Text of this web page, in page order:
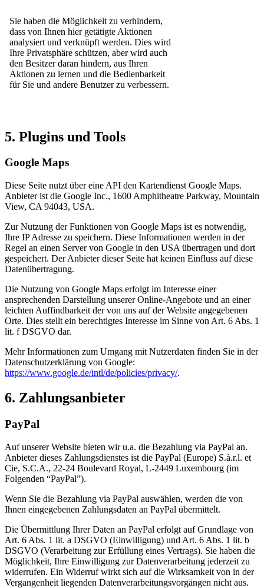
5. Plugins und Tools
Google Maps
Diese Seite nutzt über eine API den Kartendienst Google Maps.
Anbieter ist die Google Inc., 1600 Amphitheatre Parkway, Mountain
View, CA 94043, USA.
Zur Nutzung der Funktionen von Google Maps ist es notwendig,
Ihre IP Adresse zu speichern. Diese Informationen werden in der
Regel an einen Server von Google in den USA übertragen und dort
gespeichert. Der Anbieter dieser Seite hat keinen Einfluss auf diese
Datenübertragung.
Die Nutzung von Google Maps erfolgt im Interesse einer
ansprechenden Darstellung unserer Online-Angebote und an einer
leichten Auffindbarkeit der von uns auf der Website angegebenen
Orte. Dies stellt ein berechtigtes Interesse im Sinne von Art. 6 Abs. 1
lit. f DSGVO dar.
Mehr Informationen zum Umgang mit Nutzerdaten finden Sie in der
Datenschutzerklärung von Google:
https://www.google.de/intl/de/policies/privacy/.
6. Zahlungsanbieter
PayPal
Auf unserer Website bieten wir u.a. die Bezahlung via PayPal an.
Anbieter dieses Zahlungsdienstes ist die PayPal (Europe) S.à.r.l. et
Cie, S.C.A., 22-24 Boulevard Royal, L-2449 Luxembourg (im
Folgenden “PayPal”).
Wenn Sie die Bezahlung via PayPal auswählen, werden die von
Ihnen eingegebenen Zahlungsdaten an PayPal übermittelt.
Die Übermittlung Ihrer Daten an PayPal erfolgt auf Grundlage von
Art. 6 Abs. 1 lit. a DSGVO (Einwilligung) und Art. 6 Abs. 1 lit. b
DSGVO (Verarbeitung zur Erfüllung eines Vertrags). Sie haben die
Möglichkeit, Ihre Einwilligung zur Datenverarbeitung jederzeit zu
widerrufen. Ein Widerruf wirkt sich auf die Wirksamkeit von in der
Vergangenheit liegenden Datenverarbeitungsvorgängen nicht aus.